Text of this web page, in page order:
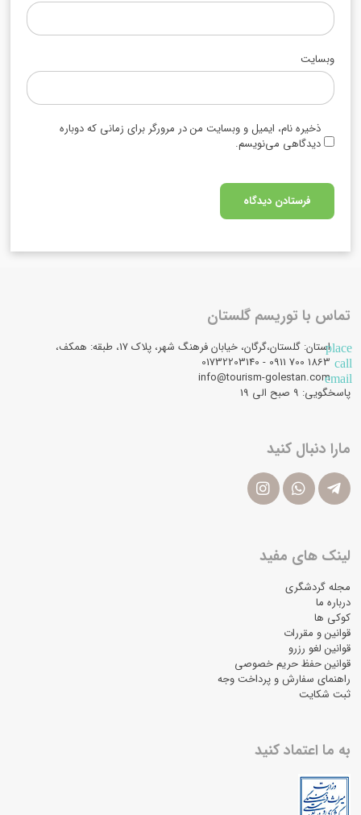
وبسایت
ذخیره نام، ایمیل و وبسایت من در مرورگر برای زمانی که دوباره
دیدگاهی می‌نویسم.
تماس با توریسم گلستان
placeاستان: گلستان،گرگان، خیابان فرهنگ شهر، پلاک 17، طبقه: همکف،
call
email
info@tourism-golestan.com
پاسخگویی: ۹ صبح الی 19
مارا دنبال کنید
لینک های مفید
مجله گردشگری
درباره ما
کوکی ها
قوانین و مقررات
قوانین لغو رزرو
قوانین حفظ حریم خصوصی
راهنمای سفارش و پرداخت وجه
ثبت شکایت
به ما اعتماد کنید